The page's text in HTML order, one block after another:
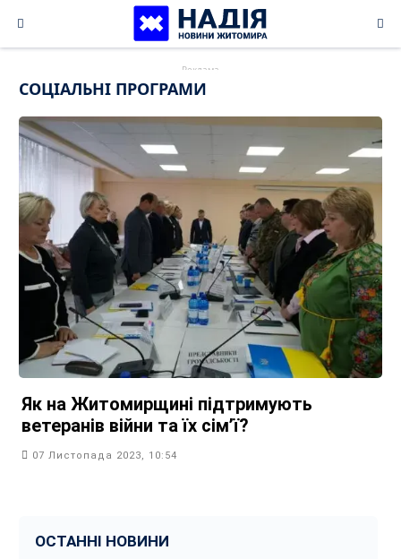
content
СОЦІАЛЬНІ ПРОГРАМИ
Як на Житомирщині підтримують
ветеранів війни та їх сімʼї?
07 Листопада 2023, 10:54
ОСТАННІ НОВИНИ